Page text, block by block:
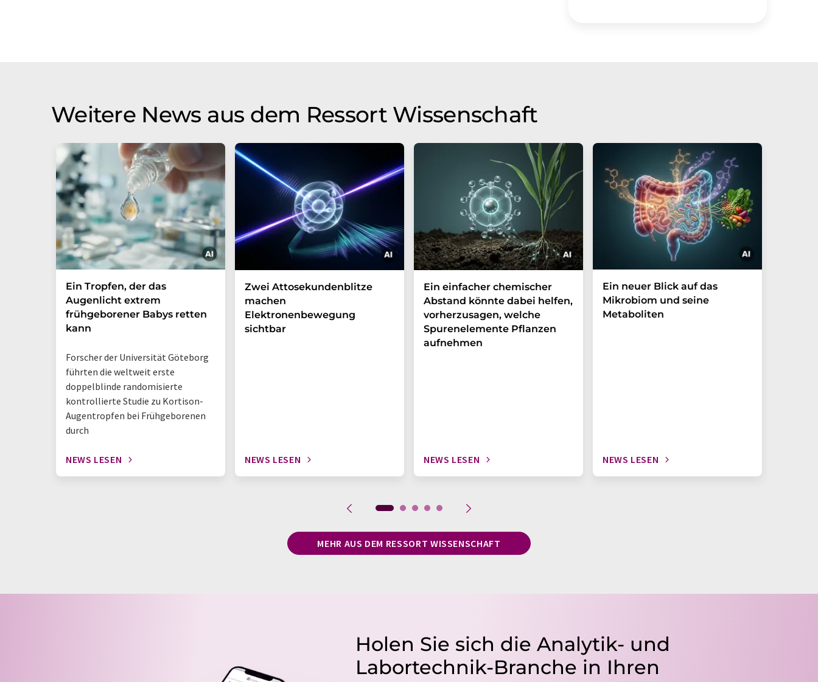
Weitere News aus dem Ressort Wissenschaft
Ein Tropfen, der das
Augenlicht extrem
frühgeborener Babys retten
kann
Forscher der Universität Göteborg
führten die weltweit erste
doppelblinde randomisierte
kontrollierte Studie zu Kortison-
Augentropfen bei Frühgeborenen
durch
NEWS LESEN
Zwei Attosekundenblitze
machen
Elektronenbewegung
sichtbar
NEWS LESEN
Ein einfacher chemischer
Abstand könnte dabei helfen,
vorherzusagen, welche
Spurenelemente Pflanzen
aufnehmen
NEWS LESEN
Ein neuer Blick auf das
Mikrobiom und seine
Metaboliten
NEWS LESEN
MEHR AUS DEM RESSORT WISSENSCHAFT
Holen Sie sich die Analytik- und
Labortechnik-Branche in Ihren